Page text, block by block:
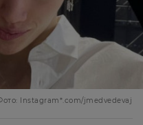
Instagram*.com/jmedvedevaj